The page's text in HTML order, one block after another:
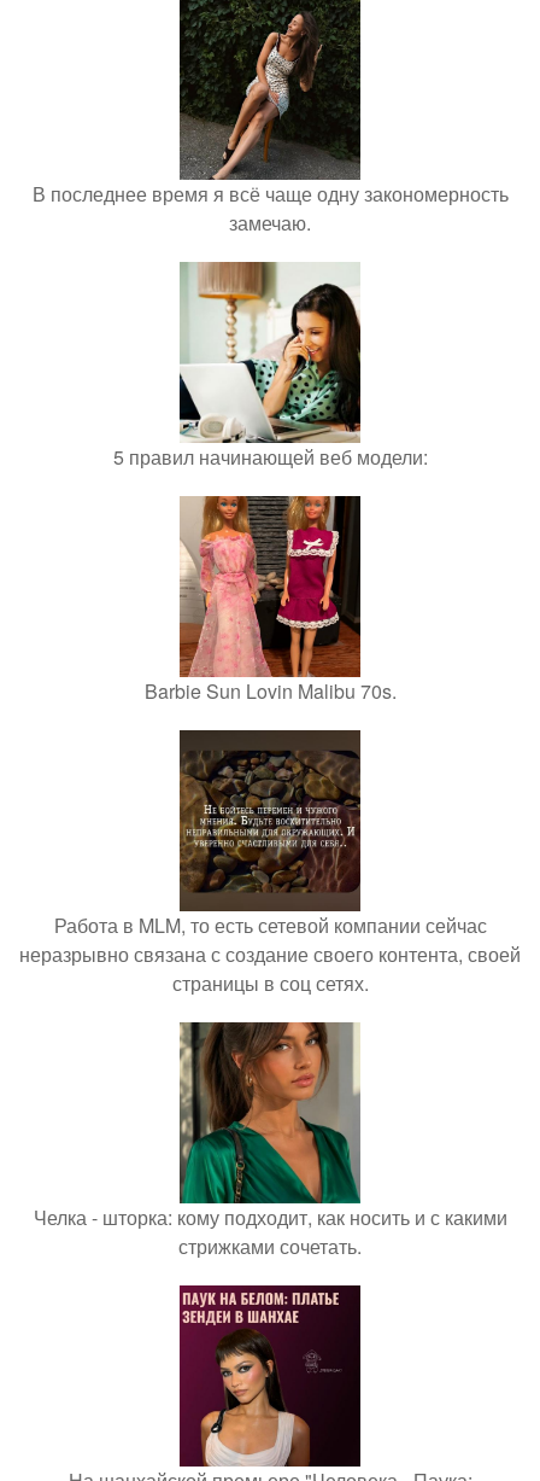
В последнее время я всё чаще одну закономерность
замечаю.
5 правил начинающей веб модели:
Barbie Sun Lovin Malibu 70s.
Работа в MLM, то есть сетевой компании сейчас
неразрывно связана с создание своего контента, своей
страницы в соц сетях.
Челка - шторка: кому подходит, как носить и с какими
стрижками сочетать.